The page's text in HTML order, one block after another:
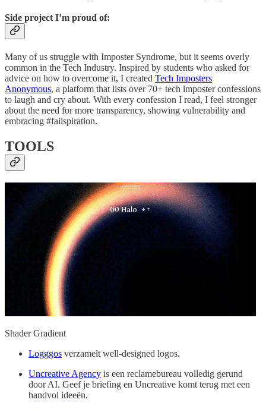
Side project I’m proud of:
Many of us struggle with Imposter Syndrome, but it seems overly
common in the Tech Industry. Inspired by students who asked for
advice on how to overcome it, I created Tech Imposters
Anonymous, a platform that lists over 70+ tech imposter confessions
to laugh and cry about. With every confession I read, I feel stronger
about the need for more transparency, showing vulnerability and
embracing #failspiration.
TOOLS
Shader Gradient
Logggos verzamelt well-designed logos.
Uncreative Agency is een reclamebureau volledig gerund
door AI. Geef je briefing en Uncreative komt terug met een
handvol ideeën.